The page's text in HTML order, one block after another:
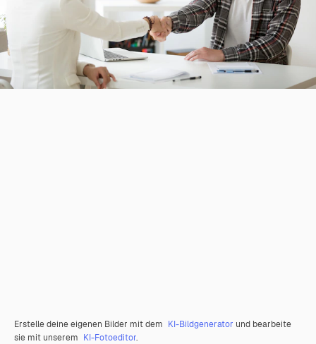
Erstelle deine eigenen Bilder mit dem KI-Bildgenerator und bearbeite
sie mit unserem KI-Fotoeditor.